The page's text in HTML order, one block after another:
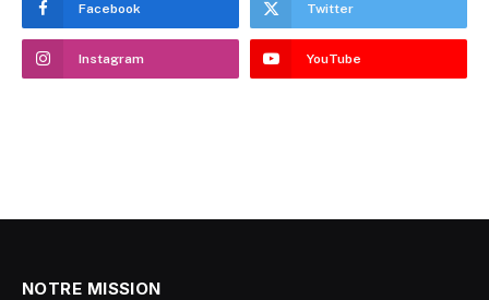
Facebook Twitter
Instagram YouTube
NOTRE MISSION